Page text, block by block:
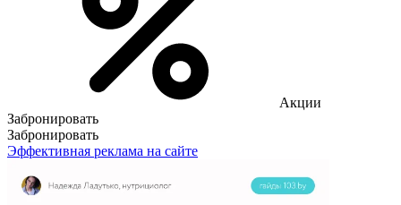
Акции
Забронировать
Забронировать
Эффективная реклама на сайте